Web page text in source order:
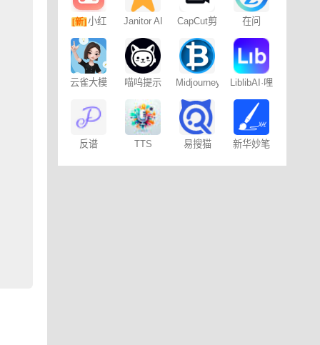
[新] 小红
书图文笔
记
Janitor AI
聊天
CapCut剪
在问
云雀大模
喵呜提示
Midjourney
（咒语）
生成器
LiblibAI·哩
反谱
TTS
易搜猫
新华妙笔